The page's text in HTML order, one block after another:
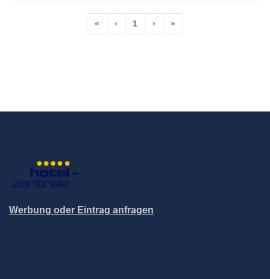
« ‹ 1 › »
Werbung oder Eintrag anfragen